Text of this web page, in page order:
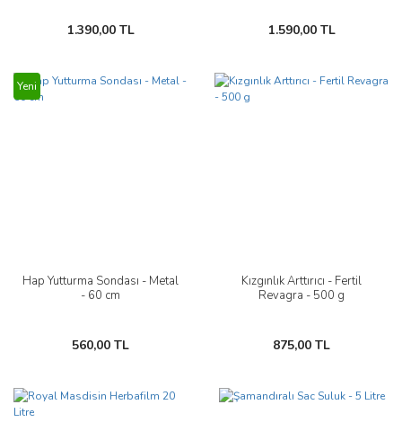
1.390,00 TL 1.590,00 TL
Yeni
Hap Yutturma Sondası - Metal
- 60 cm
560,00 TL
Kızgınlık Arttırıcı - Fertil
Revagra - 500 g
875,00 TL